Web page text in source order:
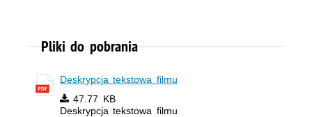
Pliki do pobrania
Deskrypcja tekstowa filmu
47.77 KB
Deskrypcja tekstowa filmu